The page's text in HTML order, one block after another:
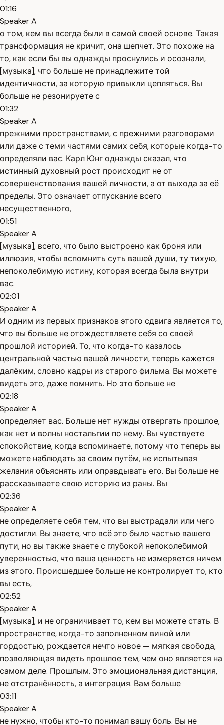
01:16
Speaker A
о том, кем вы всегда были в самой своей основе. Такая
трансформация не кричит, она шепчет. Это похоже на
то, как если бы вы однажды проснулись и осознали,
[музыка], что больше не принадлежите той
идентичности, за которую привыкли цепляться. Вы
больше не резонируете с
01:32
Speaker A
прежними пространствами, с прежними разговорами
или даже с теми частями самих себя, которые когда-то
определяли вас. Карл Юнг однажды сказал, что
истинный духовный рост происходит не от
совершенствования вашей личности, а от выхода за её
пределы. Это означает отпускание всего
несущественного,
01:51
Speaker A
[музыка], всего, что было выстроено как броня или
иллюзия, чтобы вспомнить суть вашей души, ту тихую,
непоколебимую истину, которая всегда была внутри
вас.
02:01
Speaker A
И одним из первых признаков этого сдвига является то,
что вы больше не отождествляете себя со своей
прошлой историей. То, что когда-то казалось
центральной частью вашей личности, теперь кажется
далёким, словно кадры из старого фильма. Вы можете
видеть это, даже помнить. Но это больше не
02:18
Speaker A
определяет вас. Больше нет нужды отвергать прошлое,
как нет и волны ностальгии по нему. Вы чувствуете
спокойствие, когда вспоминаете, потому что теперь вы
можете наблюдать за своим путём, не испытывая
желания объяснять или оправдывать его. Вы больше не
рассказываете свою историю из раны. Вы
02:36
Speaker A
не определяете себя тем, что вы выстрадали или чего
достигли. Вы знаете, что всё это было частью вашего
пути, но вы также знаете с глубокой непоколебимой
уверенностью, что ваша ценность не измеряется ничем
из этого. Происшедшее больше не контролирует то, кто
вы есть,
02:52
Speaker A
[музыка], и не ограничивает то, кем вы можете стать. В
пространстве, когда-то заполненном виной или
гордостью, рождается нечто новое — мягкая свобода,
позволяющая видеть прошлое тем, чем оно является на
самом деле. Прошлым. Это эмоциональная дистанция,
не отстранённость, а интеграция. Вам больше
03:11
Speaker A
не нужно, чтобы кто-то понимал вашу боль. Вы не